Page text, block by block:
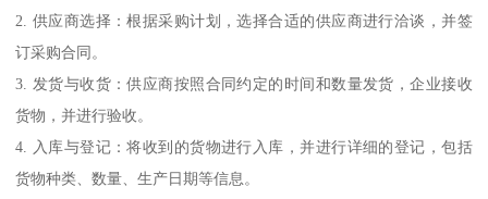
2. 供应商选择：根据采购计划，选择合适的供应商进行洽谈，并签
订采购合同。
3. 发货与收货：供应商按照合同约定的时间和数量发货，企业接收
货物，并进行验收。
4. 入库与登记：将收到的货物进行入库，并进行详细的登记，包括
货物种类、数量、生产日期等信息。